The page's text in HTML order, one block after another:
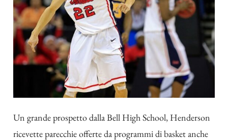
Un grande prospetto dalla Bell High School, Henderson
ricevette parecchie offerte da programmi di basket anche